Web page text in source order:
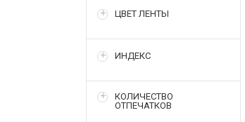
ЦВЕТ ЛЕНТЫ
ИНДЕКС
КОЛИЧЕСТВО
ОТПЕЧАТКОВ